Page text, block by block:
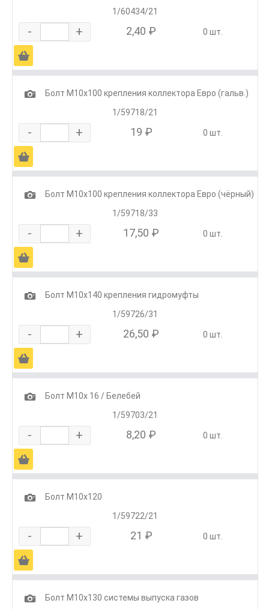
1/60434/21
- + 2,40 ₽ 0 шт.
Ä
1
Болт М10х100 крепления коллектора Евро (гальв.)
1/59718/21
- + 19 ₽ 0 шт.
Ä
1
Болт М10х100 крепления коллектора Евро (чёрный)
1/59718/33
- + 17,50 ₽ 0 шт.
Ä
1
Болт М10х140 крепления гидромуфты
1/59726/31
- + 26,50 ₽ 0 шт.
Ä
1
Болт М10х 16 / Белебей
1/59703/21
- + 8,20 ₽ 0 шт.
Ä
1
Болт М10х120
1/59722/21
- + 21 ₽ 0 шт.
Ä
1
Болт М10х130 системы выпуска газов